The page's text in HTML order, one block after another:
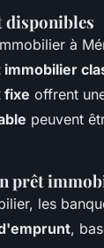
disponibles
à
immobilier
fixe offrent
peuvent
prêt
les
,